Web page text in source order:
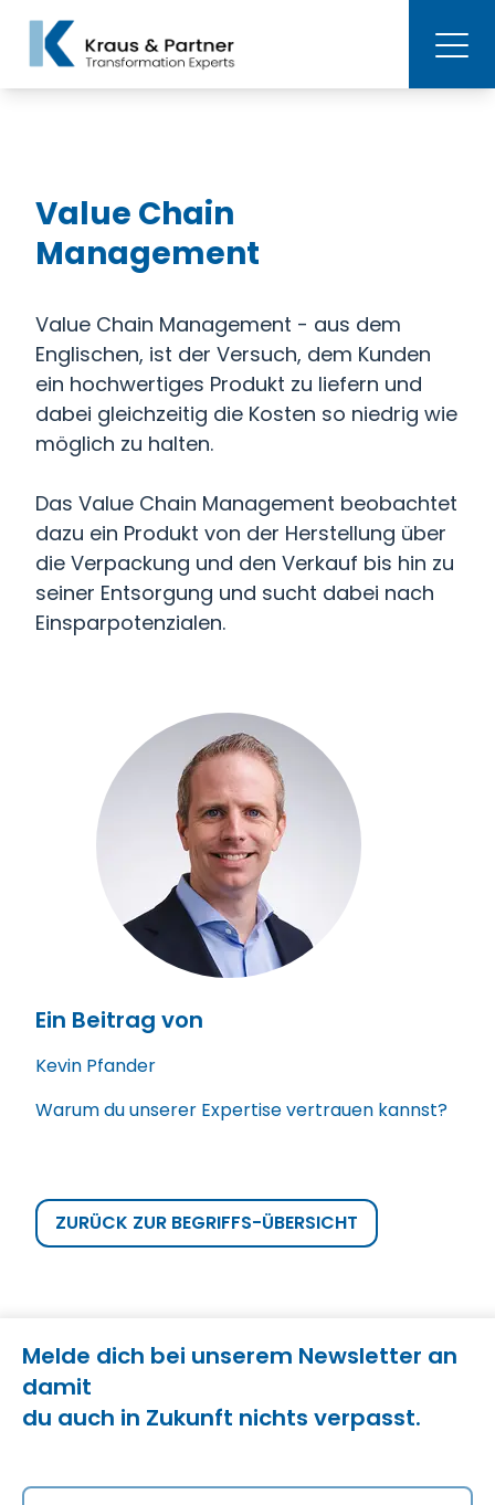
Value Chain
Management
Value Chain Management - aus dem
Englischen, ist der Versuch, dem Kunden
ein hochwertiges Produkt zu liefern und
dabei gleichzeitig die Kosten so niedrig wie
möglich zu halten.
Das Value Chain Management beobachtet
dazu ein Produkt von der Herstellung über
die Verpackung und den Verkauf bis hin zu
seiner Entsorgung und sucht dabei nach
Einsparpotenzialen.
Ein Beitrag von
Kevin Pfander
Warum du unserer Expertise vertrauen kannst?
ZURÜCK ZUR BEGRIFFS-ÜBERSICHT
Melde dich bei unserem Newsletter an
damit
du auch in Zukunft nichts verpasst.